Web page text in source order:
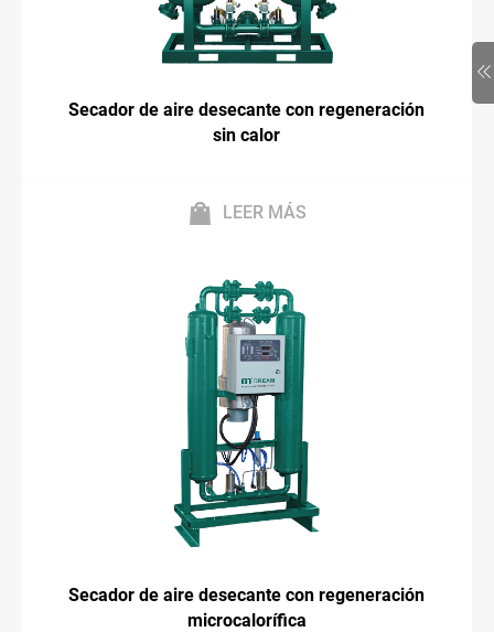
Secador de aire desecante con regeneración
sin calor
LEER MÁS
Secador de aire desecante con regeneración
microcalorífica